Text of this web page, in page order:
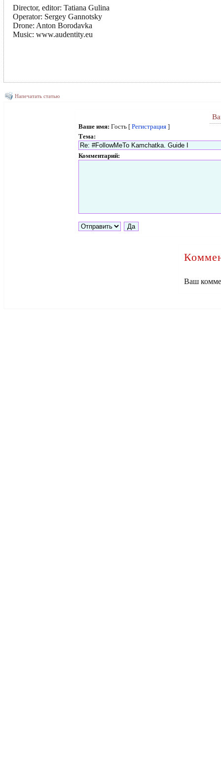
Director, editor: Tatiana Gulina
Operator: Sergey Gannotsky
Drone: Anton Borodavka
Music: www.audentity.eu
Напечатать статью
Ваше имя: Гость [ Регистрация ]
Тема:
Комментарий:
Ваш